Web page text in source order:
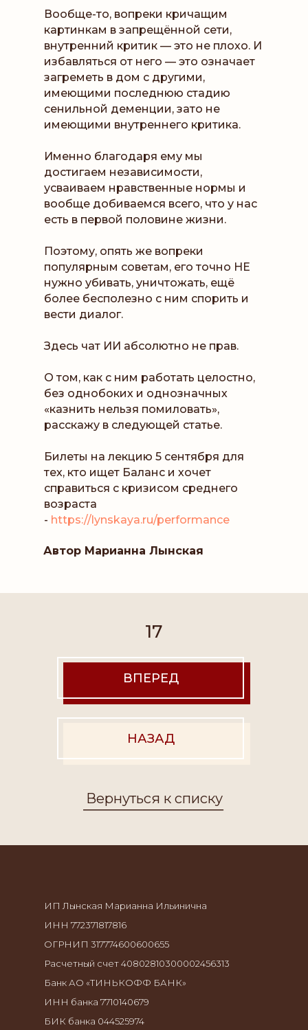
Вообще-то, вопреки кричащим
картинкам в запрещённой сети,
внутренний критик — это не плохо. И
избавляться от него — это означает
загреметь в дом с другими,
имеющими последнюю стадию
сенильной деменции, зато не
имеющими внутреннего критика.
Именно благодаря ему мы
достигаем независимости,
усваиваем нравственные нормы и
вообще добиваемся всего, что у нас
есть в первой половине жизни.
Поэтому, опять же вопреки
популярным советам, его точно НЕ
нужно убивать, уничтожать, ещё
более бесполезно с ним спорить и
вести диалог.
Здесь чат ИИ абсолютно не прав.
О том, как с ним работать целостно,
без однобоких и однозначных
«казнить нельзя помиловать»,
расскажу в следующей статье.
Билеты на лекцию 5 сентября для
тех, кто ищет Баланс и хочет
справиться с кризисом среднего
возраста
- https://lynskaya.ru/performance
Автор Марианна Лынская
НАЗАД
ВПЕРЕД
17
Вернуться к списку
ОГРНИП 317774600600655
Расчетный счет 40802810300002456313
Банк АО «ТИНЬКОФФ БАНК»
ИНН банка 7710140679
БИК банка 044525974
Юридический адрес: Российская
Федерация, 109429, Москва г, кВ-л 4-й
ИП Лынская Марианна Ильинична
ИНН 772371817816
ОГРНИП 317774600600655
Расчетный счет 40802810300002456313
Банк АО «ТИНЬКОФФ БАНК»
ИНН банка 7710140679
БИК банка 044525974